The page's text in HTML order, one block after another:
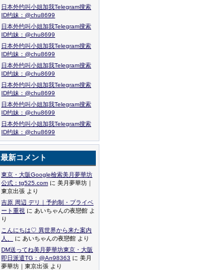
日本外约叫小姐加我Telegram搜索
ID约妹：@chu8699
日本外约叫小姐加我Telegram搜索
ID约妹：@chu8699
日本外约叫小姐加我Telegram搜索
ID约妹：@chu8699
日本外约叫小姐加我Telegram搜索
ID约妹：@chu8699
日本外约叫小姐加我Telegram搜索
ID约妹：@chu8699
日本外约叫小姐加我Telegram搜索
ID约妹：@chu8699
日本外约叫小姐加我Telegram搜索
ID约妹：@chu8699
最新コメント
東京・大阪Google檢索美月夢華坊
公式：tg525.com に 美月夢華坊｜
東京出張 より
吉原 周辺 デリ｜予約制・プライベ
ート重視 に あいちゃんの夜戀館 よ
り
こんにちは♡ 異世界から来た案内
人、
に あいちゃんの夜戀館 より
DM送ってね美月夢華坊東京・大阪
即日派遣TG：@An98363 に 美月
夢華坊｜東京出張 より